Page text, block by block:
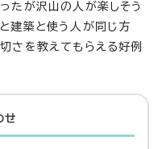
たが沢山の人が楽しそう
建築と使う人が同じ方
さを教えてもらえる好例
せ